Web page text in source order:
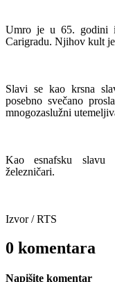
Umro je u 65. godini
Carigradu. Njihov kult
Slavi se kao krsna
posebno svečano
mnogozaslužni
Kao esnafsku slavu
železničari.
Izvor / RTS
0 komentara
Napišite komentar